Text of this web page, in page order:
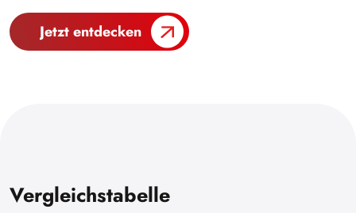
Jetzt entdecken
Vergleichstabelle